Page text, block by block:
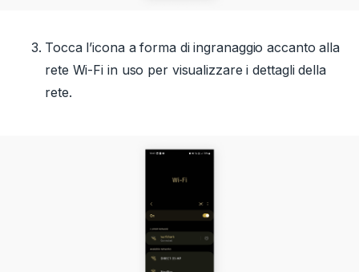
Tocca l’icona a forma di ingranaggio accanto alla
rete Wi-Fi in uso per visualizzare i dettagli della
rete.